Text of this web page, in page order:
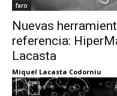
faro
Nuevas
referencia:
Lacasta
Miquel Lacasta Codorniu -